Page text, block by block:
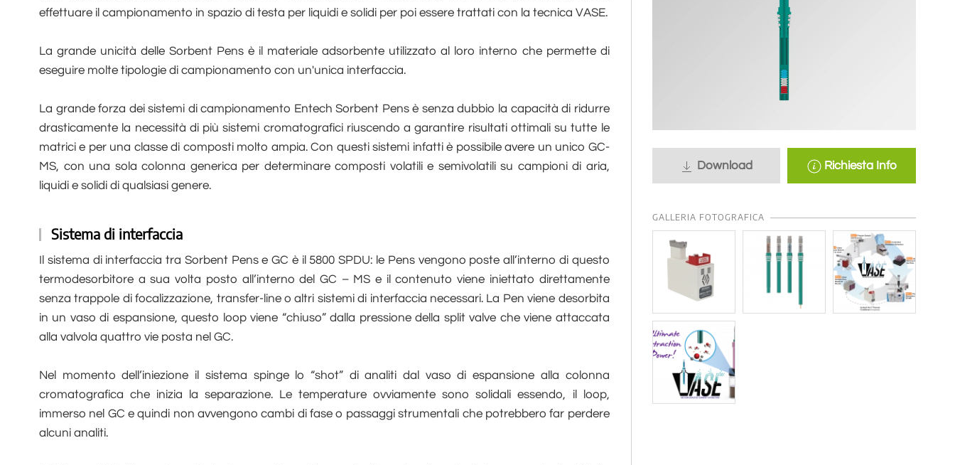
effettuare il campionamento in spazio di testa per liquidi e solidi per poi essere trattati con la tecnica VASE.
La grande unicità delle Sorbent Pens è il materiale adsorbente utilizzato al loro interno che permette di
eseguire molte tipologie di campionamento con un'unica interfaccia.
La grande forza dei sistemi di campionamento Entech Sorbent Pens è senza dubbio la capacità di ridurre
drasticamente la necessità di più sistemi cromatografici riuscendo a garantire risultati ottimali su tutte le
matrici e per una classe di composti molto ampia. Con questi sistemi infatti è possibile avere un unico GC-
MS, con una sola colonna generica per determinare composti volatili e semivolatili su campioni di aria,
liquidi e solidi di qualsiasi genere.
Sistema di interfaccia
Il sistema di interfaccia tra Sorbent Pens e GC è il 5800 SPDU: le Pens vengono poste all’interno di questo
termodesorbitore a sua volta posto all’interno del GC – MS e il contenuto viene iniettato direttamente
senza trappole di focalizzazione, transfer-line o altri sistemi di interfaccia necessari. La Pen viene desorbita
in un vaso di espansione, questo loop viene “chiuso” dalla pressione della split valve che viene attaccata
alla valvola quattro vie posta nel GC.
Nel momento dell’iniezione il sistema spinge lo “shot” di analiti dal vaso di espansione alla colonna
cromatografica che inizia la separazione. Le temperature ovviamente sono solidali essendo, il loop,
immerso nel GC e quindi non avvengono cambi di fase o passaggi strumentali che potrebbero far perdere
alcuni analiti.
Download Richiesta Info
GALLERIA FOTOGRAFICA